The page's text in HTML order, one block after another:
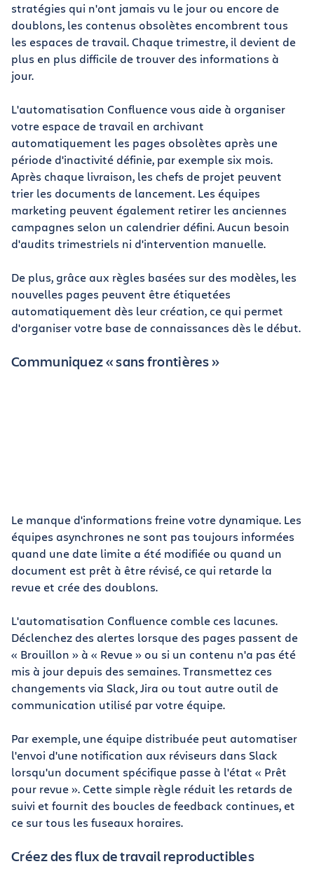
stratégies qui n'ont jamais vu le jour ou encore de
doublons, les contenus obsolètes encombrent tous
les espaces de travail. Chaque trimestre, il devient de
plus en plus difficile de trouver des informations à
jour.
L'automatisation Confluence vous aide à organiser
votre espace de travail en archivant
automatiquement les pages obsolètes après une
période d'inactivité définie, par exemple six mois.
Après chaque livraison, les chefs de projet peuvent
trier les documents de lancement. Les équipes
marketing peuvent également retirer les anciennes
campagnes selon un calendrier défini. Aucun besoin
d'audits trimestriels ni d'intervention manuelle.
De plus, grâce aux règles basées sur des modèles, les
nouvelles pages peuvent être étiquetées
automatiquement dès leur création, ce qui permet
d'organiser votre base de connaissances dès le début.
Communiquez « sans frontières »
Le manque d'informations freine votre dynamique. Les
équipes asynchrones ne sont pas toujours informées
quand une date limite a été modifiée ou quand un
document est prêt à être révisé, ce qui retarde la
revue et crée des doublons.
L'automatisation Confluence comble ces lacunes.
Déclenchez des alertes lorsque des pages passent de
« Brouillon » à « Revue » ou si un contenu n'a pas été
mis à jour depuis des semaines. Transmettez ces
changements via Slack, Jira ou tout autre outil de
communication utilisé par votre équipe.
Par exemple, une équipe distribuée peut automatiser
l'envoi d'une notification aux réviseurs dans Slack
lorsqu'un document spécifique passe à l'état « Prêt
pour revue ». Cette simple règle réduit les retards de
suivi et fournit des boucles de feedback continues, et
ce sur tous les fuseaux horaires.
Créez des flux de travail reproductibles